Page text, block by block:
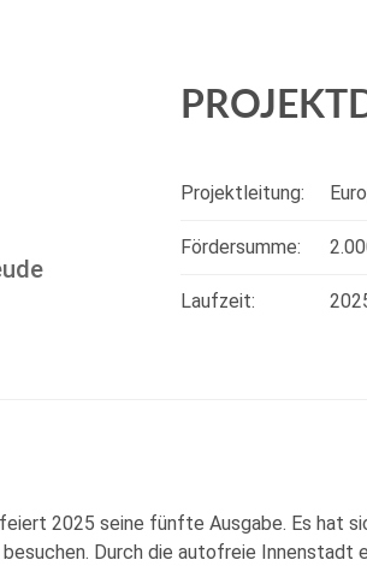
Projektleitung:
Fördersumme:
Laufzeit:
2025 seine fünfte Ausgabe. Es hat
Durch die autofreie